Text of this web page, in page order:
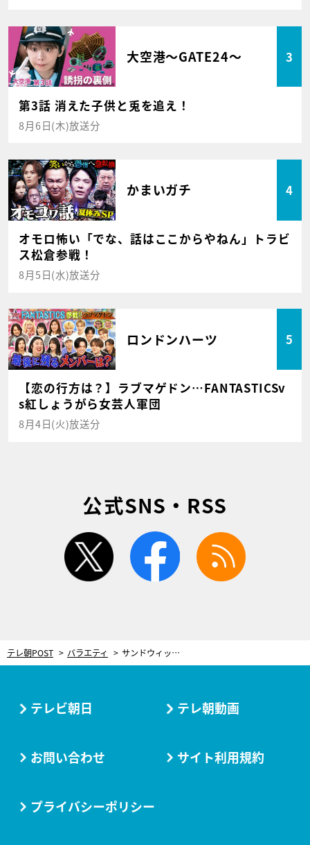
大空港～GATE24～ 3
第3話 消えた子供と兎を追え！
8月6日(木)放送分
かまいガチ 4
オモロ怖い「でな、話はここからやねん」トラビ
ス松倉参戦！
8月5日(水)放送分
ロンドンハーツ 5
【恋の行方は？】ラブマゲドン…FANTASTICSv
s紅しょうがら女芸人軍団
8月4日(火)放送分
公式SNS・RSS
twitter facebook
テレ朝POST バラエティ サンドウィッチマン×オードリー、MC初タッグ！オジサンの人生を豊かにしていく新番組『オジサンドリー』
テレビ朝日 テレ朝動画
お問い合わせ サイト利用規約
プライバシーポリシー